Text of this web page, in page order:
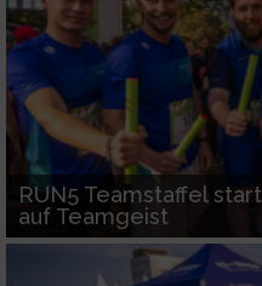
RUN5 Teamstaffel
auf Teamgeist